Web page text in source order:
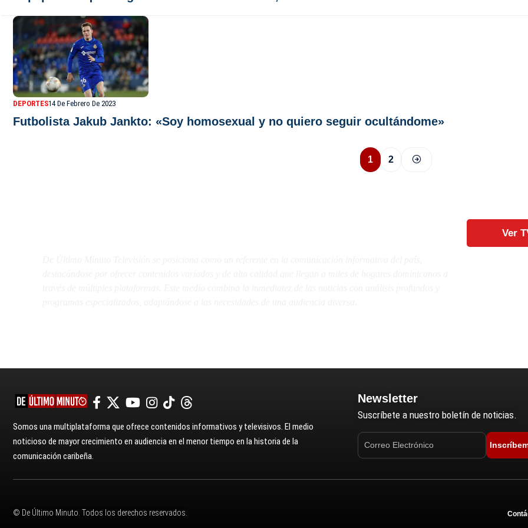
DEPORTES14 De Febrero De 2023
Futbolista Jakub Jankto: «Soy homosexual y no quiero seguir ocultándome»
1 2
Ver
Somos una multiplataforma que ofrece contenidos informativos y televisivos. El medio
noticioso de mayor crecimiento en audiencia en el menor tiempo en la historia de la
comunicación caribeña.
Newsletter
Suscríbete a nuestro boletín de noticias.
© De Último Minuto. Todos los derechos reservados.